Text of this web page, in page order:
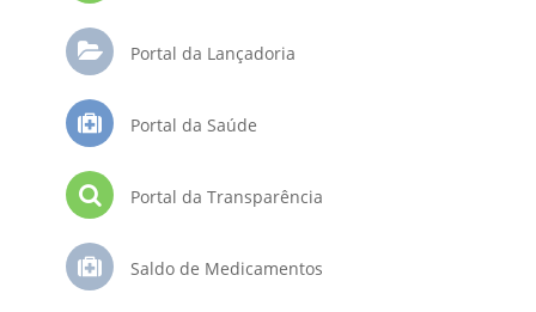
Portal da Lançadoria
Portal da Saúde
Portal da Transparência
Saldo de Medicamentos